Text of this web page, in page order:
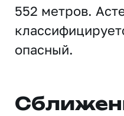
552 метров.
опасный.